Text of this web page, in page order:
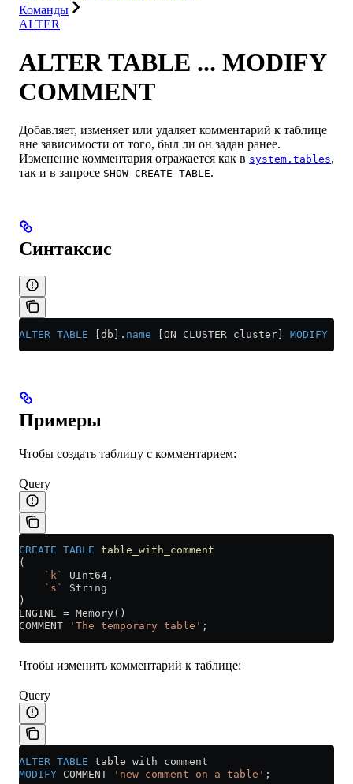
Команды
ALTER
ALTER TABLE ... MODIFY
COMMENT
Добавляет, изменяет или удаляет комментарий к таблице
вне зависимости от того, был ли он задан ранее.
Изменение комментария отражается как в system.tables,
так и в запросе SHOW CREATE TABLE.
Синтаксис
ALTER TABLE [db]. name [ON CLUSTER cluster] MODIFY
Примеры
Чтобы создать таблицу с комментарием:
Query
CREATE TABLE table_with_comment
(
    `k`
UInt64,
    `s`
String
)
ENGINE = Memory()
COMMENT
'The temporary table' ;
Чтобы изменить комментарий к таблице:
Query
ALTER TABLE table_with_comment
MODIFY COMMENT 'new comment on a table' ;